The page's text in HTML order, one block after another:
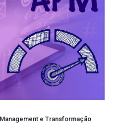
e Transformação